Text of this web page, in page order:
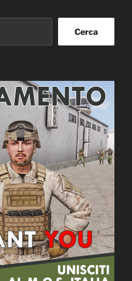
Cerca